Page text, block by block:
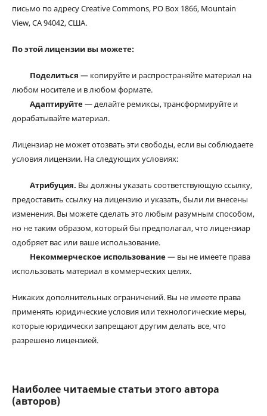
письмо по адресу Creative Commons, PO Box 1866, Mountain
View, CA 94042, США.
По этой лицензии вы можете:
Поделиться — копируйте и распространяйте материал на
любом носителе и в любом формате.
Адаптируйте— делайте ремиксы, трансформируйте и
дорабатывайте материал.
Лицензиар не может отозвать эти свободы, если вы соблюдаете
условия лицензии. На следующих условиях:
Атрибуция. Вы должны указать соответствующую ссылку,
предоставить ссылку на лицензию и указать, были ли внесены
изменения. Вы можете сделать это любым разумным способом,
но не таким образом, который бы предполагал, что лицензиар
одобряет вас или ваше использование.
Некоммерческое использование— вы не имеете права
использовать материал в коммерческих целях.
Никаких дополнительных ограничений. Вы не имеете права
применять юридические условия или технологические меры,
которые юридически запрещают другим делать все, что
разрешено лицензией.
Наиболее читаемые статьи этого автора
(авторов)